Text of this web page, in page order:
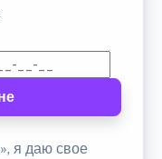
я даю свое